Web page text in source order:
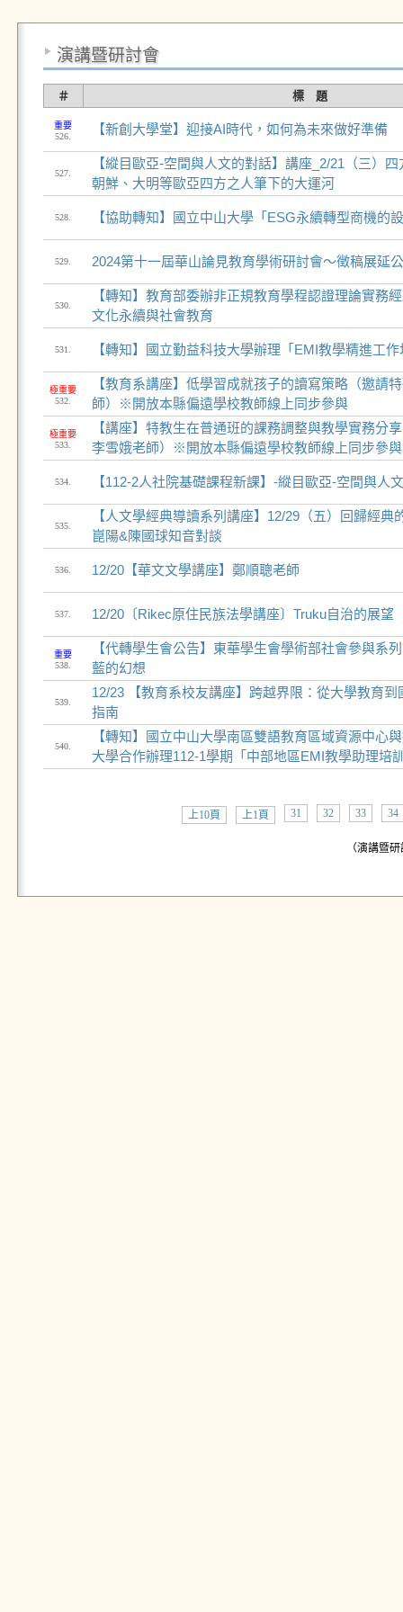
演講暨研討會
＃ 標 題
重要
526.
【新創大學堂】迎接AI時代，如何為未來做好準備
527.
【縱目歐亞-空間與人文的對話】講座_2/21（三）
朝鮮、大明等歐亞四方之人筆下的大運河
528. 【協助轉知】國立中山大學「ESG永續轉型商機的
529. 2024第十一屆華山論見教育學術研討會～徴稿展延
530.
【轉知】教育部委辦非正規教育學程認證理論實務
文化永續與社會教育
531. 【轉知】國立勤益科技大學辦理「EMI教學精進工作
極重要
532.
【教育系講座】低學習成就孩子的讀寫策略（邀請
師）※開放本縣偏遠學校教師線上同步參與
極重要
533.
【講座】特教生在普通班的課務調整與教學實務分
李雪娥老師）※開放本縣偏遠學校教師線上同步參與
534. 【112-2人社院基礎課程新課】-縱目歐亞-空間與人
535.
【人文學經典導讀系列講座】12/29（五）回歸經典
崑陽&陳國球知音對談
536. 12/20【華文文學講座】鄭順聰老師
537. 12/20〔Rikec原住民族法學講座〕Truku自治的展望
重要
538.
【代轉學生會公告】東華學生會學術部社會參與系
藍的幻想
539.
12/23 【教育系校友講座】跨越界限：從大學教育
指南
540.
【轉知】國立中山大學南區雙語教育區域資源中心
大學合作辦理112-1學期「中部地區EMI教學助理培
上10頁 上1頁 31 32 33 34
（演講暨